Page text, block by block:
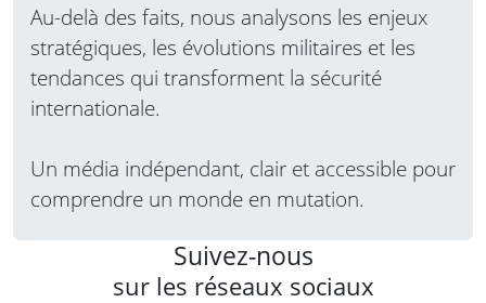
Au-delà des faits, nous analysons les enjeux
stratégiques, les évolutions militaires et les
tendances qui transforment la sécurité
internationale.
Un média indépendant, clair et accessible pour
comprendre un monde en mutation.
Suivez-nous
sur les réseaux sociaux